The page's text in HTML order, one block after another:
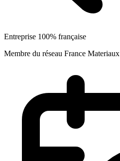
Entreprise 100% française
Membre du réseau France Materiaux